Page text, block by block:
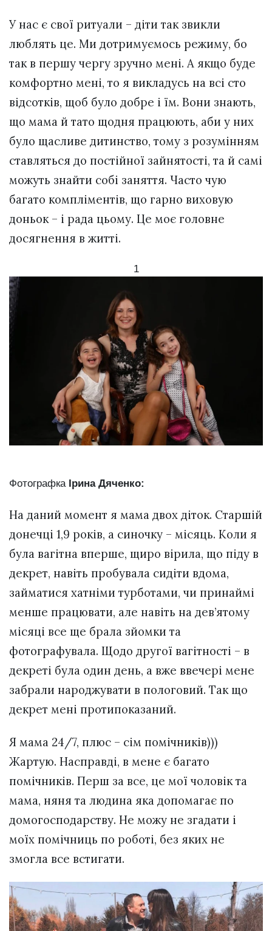
У нас є свої ритуали – діти так звикли
люблять це. Ми дотримуємось режиму, бо
так в першу чергу зручно мені. А якщо буде
комфортно мені, то я викладусь на всі сто
відсотків, щоб було добре і їм. Вони знають,
що мама й тато щодня працюють, аби у них
було щасливе дитинство, тому з розумінням
ставляться до постійної зайнятості, та й самі
можуть знайти собі заняття. Часто чую
багато компліментів, що гарно виховую
доньок – і рада цьому. Це моє головне
досягнення в житті.
1
Фотографка Ірина Дяченко:
На даний момент я мама двох діток. Старшій
донечці 1,9 років, а синочку – місяць. Коли я
була вагітна вперше, щиро вірила, що піду в
декрет, навіть пробувала сидіти вдома,
займатися хатніми турботами, чи принаймі
менше працювати, але навіть на дев’ятому
місяці все ще брала зйомки та
фотографувала. Щодо другої вагітності – в
декреті була один день, а вже ввечері мене
забрали народжувати в пологовий. Так що
декрет мені протипоказаний.
Я мама 24/7, плюс – сім помічників)))
Жартую. Насправді, в мене є багато
помічників. Перш за все, це мої чоловік та
мама, няня та людина яка допомагає по
домогосподарству. Не можу не згадати і
моїх помічниць по роботі, без яких не
змогла все встигати.